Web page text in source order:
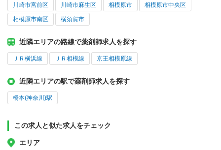
川崎市宮前区 川崎市麻生区 相模原市 相模原市中央区
相模原市南区 横須賀市
近隣エリアの路線で薬剤師求人を探す
ＪＲ横浜線 ＪＲ相模線 京王相模原線
近隣エリアの駅で薬剤師求人を探す
橋本(神奈川)駅
この求人と似た求人をチェック
エリア